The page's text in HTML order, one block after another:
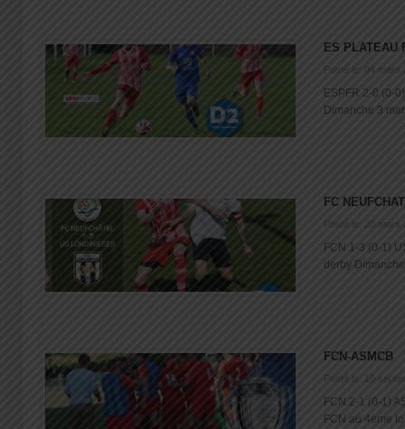
ES PLATEAU
Posté le: 04 mars
ESPFR 2-0 (0-
Dimanche 3
FC
Posté le: 20 mars
FCN 1-3 (0-1)
derby
FCN-ASMCB
Posté le: 16
FCN 2-1 (0-1)
FCN au 4ème